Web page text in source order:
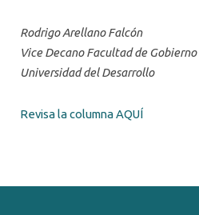
Rodrigo Arellano Falcón
Vice Decano Facultad de Gobierno
Universidad del Desarrollo
Revisa la columna AQUÍ